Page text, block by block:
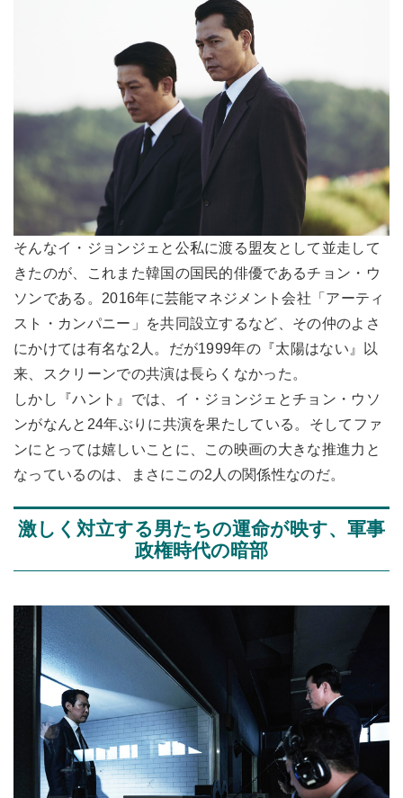
そんなイ・ジョンジェと公私に渡る盟友として並走して
きたのが、これまた韓国の国民的俳優であるチョン・ウ
ソンである。2016年に芸能マネジメント会社「アーティ
スト・カンパニー」を共同設立するなど、その仲のよさ
にかけては有名な2人。だが1999年の『太陽はない』以
来、スクリーンでの共演は長らくなかった。
しかし『ハント』では、イ・ジョンジェとチョン・ウソ
ンがなんと24年ぶりに共演を果たしている。そしてファ
ンにとっては嬉しいことに、この映画の大きな推進力と
なっているのは、まさにこの2人の関係性なのだ。
激しく対立する男たちの運命が映す、軍事
政権時代の暗部